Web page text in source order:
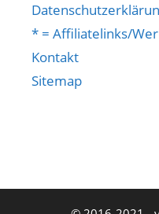
* = Affiliatelinks/
Kontakt
Sitemap